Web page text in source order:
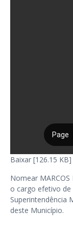
Baixar [126.15 KB]
Nomear MARCOS
o cargo efetivo de
Superintendência
deste Município.